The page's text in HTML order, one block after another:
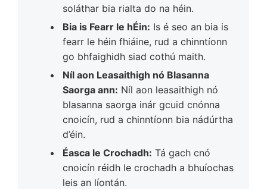
soláthar bia rialta do na héin.
Bia is Fearr le hÉin: Is é seo an bia is
fearr le héin fhiáine, rud a chinntíonn
go bhfaighidh siad cothú maith.
Níl aon Leasaithigh nó Blasanna
Saorga ann: Níl aon leasaithigh nó
blasanna saorga inár gcuid cnónna
cnoicín, rud a chinntíonn bia nádúrtha
d’éin.
Éasca le Crochadh: Tá gach cnó
cnoicín réidh le crochadh a bhuíochas
leis an líontán.